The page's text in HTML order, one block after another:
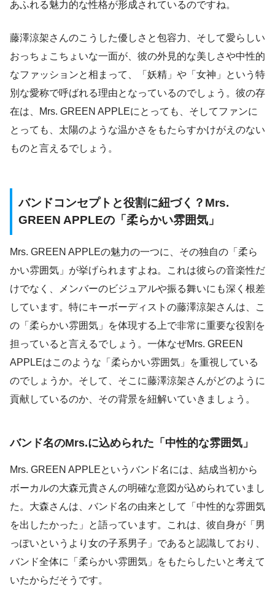
あふれる魅力的な性格が形成されているのですね。
藤澤涼架さんのこうした優しさと包容力、そして愛らしい
おっちょこちょいな一面が、彼の外見的な美しさや中性的
なファッションと相まって、「妖精」や「女神」という特
別な愛称で呼ばれる理由となっているのでしょう。彼の存
在は、Mrs. GREEN APPLEにとっても、そしてファンに
とっても、太陽のような温かさをもたらすかけがえのない
ものと言えるでしょう。
バンドコンセプトと役割に紐づく？Mrs.
GREEN APPLEの「柔らかい雰囲気」
Mrs. GREEN APPLEの魅力の一つに、その独自の「柔ら
かい雰囲気」が挙げられますよね。これは彼らの音楽性だ
けでなく、メンバーのビジュアルや振る舞いにも深く根差
しています。特にキーボーディストの藤澤涼架さんは、こ
の「柔らかい雰囲気」を体現する上で非常に重要な役割を
担っていると言えるでしょう。一体なぜMrs. GREEN
APPLEはこのような「柔らかい雰囲気」を重視している
のでしょうか。そして、そこに藤澤涼架さんがどのように
貢献しているのか、その背景を紐解いていきましょう。
バンド名のMrs.に込められた「中性的な雰囲気」
Mrs. GREEN APPLEというバンド名には、結成当初から
ボーカルの大森元貴さんの明確な意図が込められていまし
た。大森さんは、バンド名の由来として「中性的な雰囲気
を出したかった」と語っています。これは、彼自身が「男
っぽいというより女の子系男子」であると認識しており、
バンド全体に「柔らかい雰囲気」をもたらしたいと考えて
いたからだそうです。